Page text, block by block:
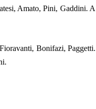
Amato, Pini, Gaddini. A
Bonifazi, Paggetti.